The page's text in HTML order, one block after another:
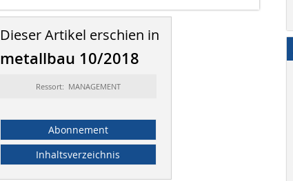
Dieser Artikel erschien in
metallbau 10/2018
Ressort: MANAGEMENT
Abonnement
Inhaltsverzeichnis